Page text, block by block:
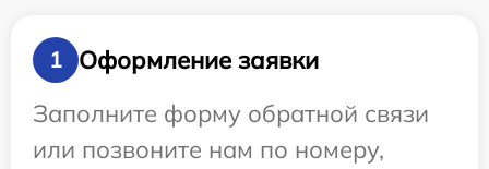
1
Оформление заявки
Заполните форму обратной связи
или позвоните нам по номеру,